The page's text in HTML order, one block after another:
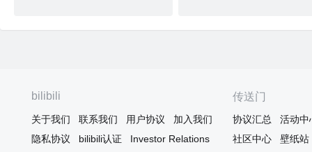
先生最后不出所料地回归了日常，
番剧陪伴，观众要怎样渡过生活中
的“地狱时刻”呢，各位且行且珍惜。
bilibili
关于我们 联系我们 用户协议
加入我们
隐私协议
bilibili认证 Investor Relations
传送门
协议汇总
活动中
社区中心
壁纸站